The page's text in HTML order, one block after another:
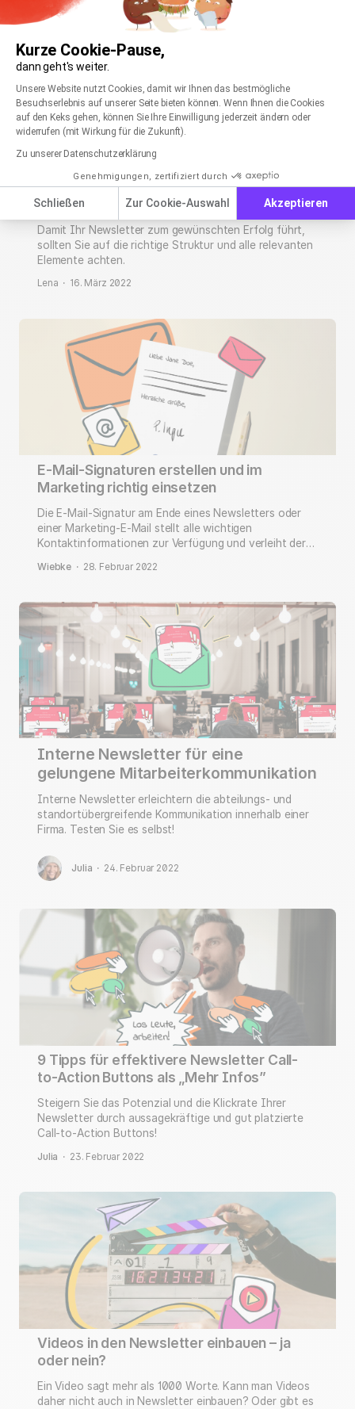
Kurze Cookie-Pause,
dann geht's weiter.
Einwilligungsmanagementplattform: Passen
Unsere Website nutzt Cookies, damit wir Ihnen das bestmögliche
Besuchserlebnis auf unserer Seite bieten können. Wenn Ihnen die Cookies
auf den Keks gehen, können Sie Ihre Einwilligung jederzeit ändern oder
widerrufen (mit Wirkung für die Zukunft).
Zu unserer Datenschutzerklärung
Genehmigungen, zertifiziert durch
Schließen Zur Cookie-Auswahl Akzeptieren
Axeptio consent
Newsletter-Aufbau: Alle wichtigen
Bestandteile einer erfolgreichen E-Mail
Damit Ihr Newsletter zum gewünschten Erfolg führt,
sollten Sie auf die richtige Struktur und alle relevanten
Elemente achten.
Lena · 16. März 2022
E-Mail-Signaturen erstellen und im
Marketing richtig einsetzen
Die E-Mail-Signatur am Ende eines Newsletters oder
einer Marketing-E-Mail stellt alle wichtigen
Kontaktinformationen zur Verfügung und verleiht der
sollten rein?
Wiebke · 28. Februar 2022
Interne Newsletter für eine
gelungene Mitarbeiterkommunikation
Interne Newsletter erleichtern die abteilungs- und
standortübergreifende Kommunikation innerhalb einer
Firma. Testen Sie es selbst!
Julia · 24. Februar 2022
9 Tipps für effektivere Newsletter Call-
to-Action Buttons als „Mehr Infos”
Steigern Sie das Potenzial und die Klickrate Ihrer
Newsletter durch aussagekräftige und gut platzierte
Call-to-Action Buttons!
Julia · 23. Februar 2022
Videos in den Newsletter einbauen – ja
oder nein?
Ein Video sagt mehr als 1000 Worte. Kann man Videos
daher nicht auch in Newsletter einbauen? Oder gibt es